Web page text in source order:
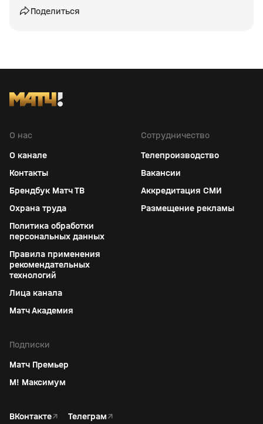
Поделиться
О нас
О канале
Контакты
Брендбук Матч ТВ
Охрана труда
Политика обработки
персональных данных
Правила применения
рекомендательных
технологий
Лица канала
Матч Академия
Сотрудничество
Телепроизводство
Вакансии
Аккредитация СМИ
Размещение рекламы
Подписки
Матч Премьер
М! Максимум
ВКонтакте↗ Телеграм↗